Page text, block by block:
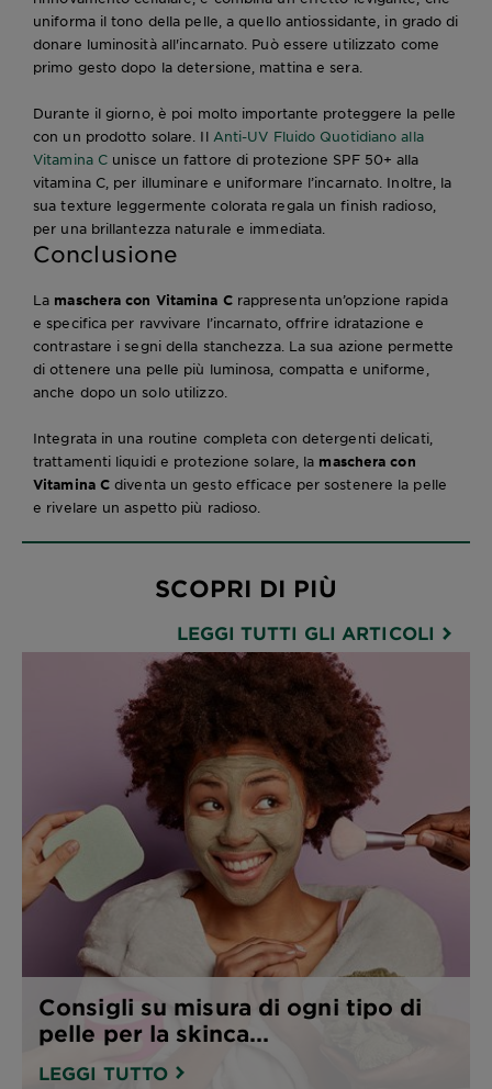
uniforma il tono della pelle, a quello antiossidante, in grado di
donare luminosità all'incarnato. Può essere utilizzato come
primo gesto dopo la detersione, mattina e sera.
Durante il giorno, è poi molto importante proteggere la pelle
con un prodotto solare. Il Anti-UV Fluido Quotidiano alla
Vitamina C unisce un fattore di protezione SPF 50+ alla
vitamina C, per illuminare e uniformare l’incarnato. Inoltre, la
sua texture leggermente colorata regala un finish radioso,
per una brillantezza naturale e immediata.
Conclusione
La maschera con Vitamina Crappresenta un’opzione rapida
e specifica per ravvivare l’incarnato, offrire idratazione e
contrastare i segni della stanchezza. La sua azione permette
di ottenere una pelle più luminosa, compatta e uniforme,
anche dopo un solo utilizzo.
Integrata in una routine completa con detergenti delicati,
trattamenti liquidi e protezione solare, la maschera con
Vitamina C diventa un gesto efficace per sostenere la pelle
e rivelare un aspetto più radioso.
SCOPRI DI PIÙ
LEGGI TUTTI GLI ARTICOLI
Consigli su misura di ogni tipo di
pelle per la skinca...
LEGGI TUTTO